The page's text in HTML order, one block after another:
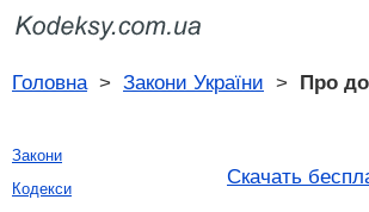
Головна> Закони України > Про
Скачать
Закони
Кодекси